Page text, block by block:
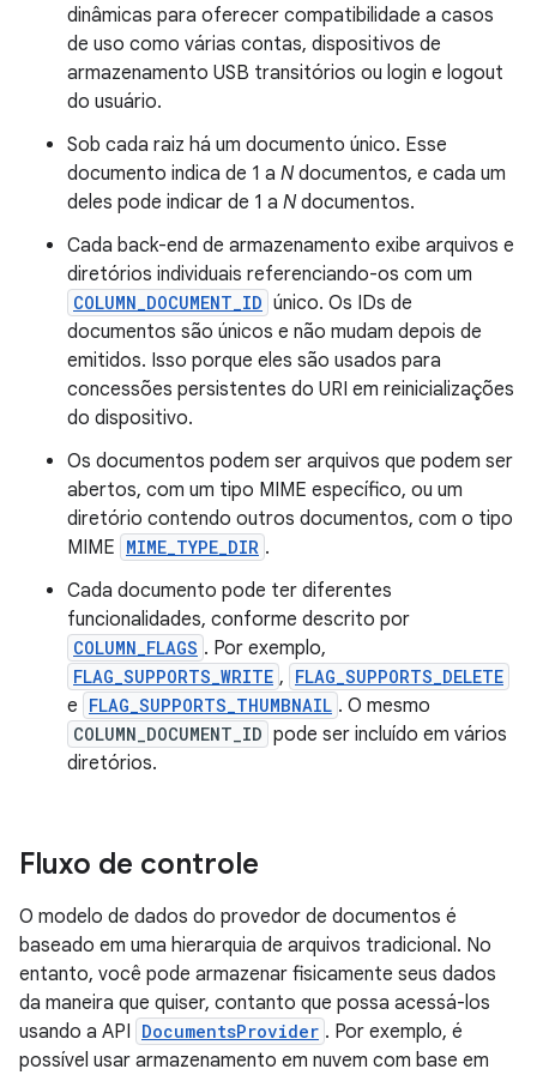
dinâmicas para oferecer compatibilidade a casos
de uso como várias contas, dispositivos de
armazenamento USB transitórios ou login e logout
do usuário.
Sob cada raiz há um documento único. Esse
documento indica de 1 a N documentos, e cada um
deles pode indicar de 1 a N documentos.
Cada back-end de armazenamento exibe arquivos e
diretórios individuais referenciando-os com um
COLUMN_DOCUMENT_ID único. Os IDs de
documentos são únicos e não mudam depois de
emitidos. Isso porque eles são usados para
concessões persistentes do URI em reinicializações
do dispositivo.
Os documentos podem ser arquivos que podem ser
abertos, com um tipo MIME específico, ou um
diretório contendo outros documentos, com o tipo
MIME MIME_TYPE_DIR .
Cada documento pode ter diferentes
funcionalidades, conforme descrito por
COLUMN_FLAGS . Por exemplo,
FLAG_SUPPORTS_WRITE , FLAG_SUPPORTS_DELETE
e FLAG_SUPPORTS_THUMBNAIL . O mesmo
COLUMN_DOCUMENT_ID pode ser incluído em vários
diretórios.
Fluxo de controle
O modelo de dados do provedor de documentos é
baseado em uma hierarquia de arquivos tradicional. No
entanto, você pode armazenar fisicamente seus dados
da maneira que quiser, contanto que possa acessá-los
usando a API DocumentsProvider . Por exemplo, é
possível usar armazenamento em nuvem com base em